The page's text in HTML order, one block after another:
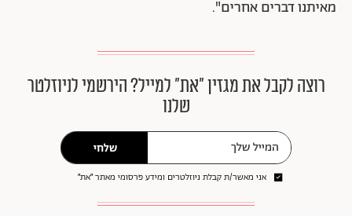
מאיתנו דברים אחרים".
רוצה לקבל את מגזין ״את״ למייל? הירשמי לניוזלטר
שלנו
שלחי
אני מאשר/ת קבלת ניוזלטרים ומידע פרסומי מאתר ״את״